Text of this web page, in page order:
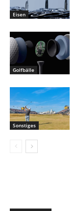
Eisen
Golfbälle
Sonstiges